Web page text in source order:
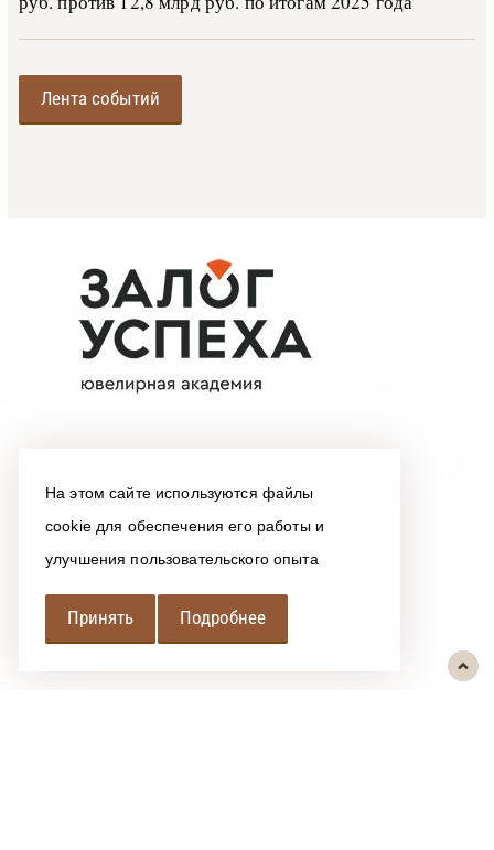
На этом сайте используются файлы
cookie для обеспечения его работы и
улучшения пользовательского опыта
Принять Подробнее
Лента событий